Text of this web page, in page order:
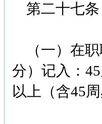
第二十七条
（一）在职
分）记入：
以上（含45